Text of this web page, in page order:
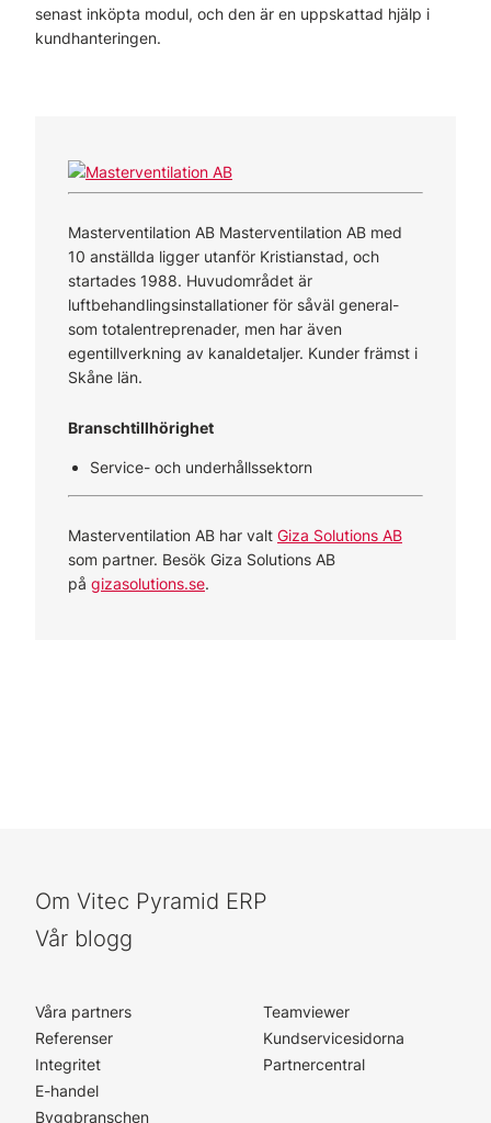
senast inköpta modul, och den är en uppskattad hjälp i
kundhanteringen.
Masterventilation AB Masterventilation AB med
10 anställda ligger utanför Kristianstad, och
startades 1988. Huvudområdet är
luftbehandlingsinstallationer för såväl general-
som totalentreprenader, men har även
egentillverkning av kanaldetaljer. Kunder främst i
Skåne län.
Branschtillhörighet
Service- och underhållssektorn
Masterventilation AB har valt Giza Solutions AB
som partner. Besök Giza Solutions AB
på gizasolutions.se.
Om Vitec Pyramid ERP
Vår blogg
Våra partners
Referenser
Integritet
E-handel
Byggbranschen
Teamviewer
Kundservicesidorna
Partnercentral